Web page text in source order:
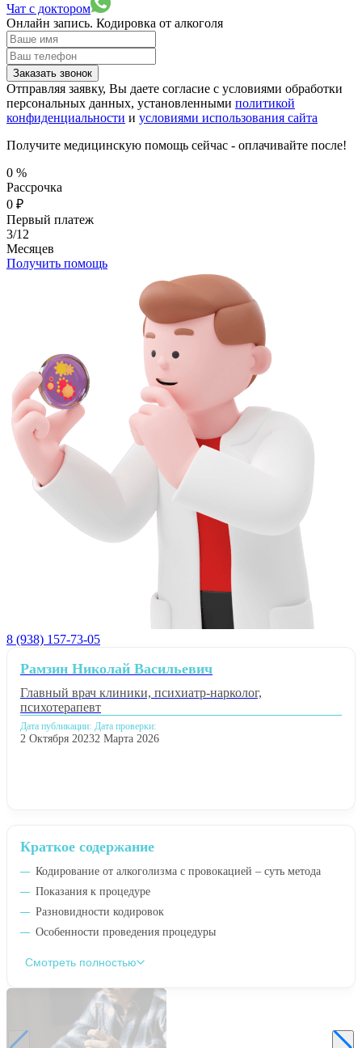
Чат с доктором
Онлайн запись. Кодировка от алкоголя
Заказать звонок
Отправляя заявку, Вы даете согласие с условиями обработки
персональных данных, установленными политикой
конфиденциальности и условиями использования сайта
Получите медицинскую помощь сейчас - оплачивайте после!
0 %
Рассрочка
0 ₽
Первый платеж
3/12
Месяцев
Получить помощь
8 (938) 157-73-05
Краткое содержание
Кодирование от алкоголизма с провокацией – суть метода
Показания к процедуре
Разновидности кодировок
Особенности проведения процедуры
Смотреть полностью
Рамзин Николай Васильевич
Главный врач клиники, психиатр-нарколог,
психотерапевт
Дата публикации:
2 Октября 2023
Дата проверки:
2 Марта 2026